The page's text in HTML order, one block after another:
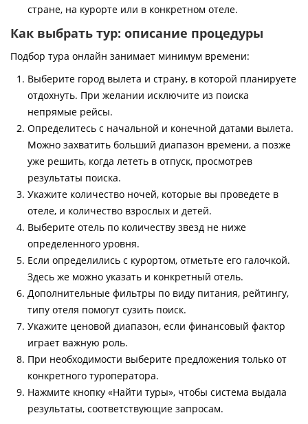
стране, на курорте или в конкретном отеле.
Как выбрать тур: описание процедуры
Подбор тура онлайн занимает минимум времени:
Выберите город вылета и страну, в которой планируете
отдохнуть. При желании исключите из поиска
непрямые рейсы.
Определитесь с начальной и конечной датами вылета.
Можно захватить больший диапазон времени, а позже
уже решить, когда лететь в отпуск, просмотрев
результаты поиска.
Укажите количество ночей, которые вы проведете в
отеле, и количество взрослых и детей.
Выберите отель по количеству звезд не ниже
определенного уровня.
Если определились с курортом, отметьте его галочкой.
Здесь же можно указать и конкретный отель.
Дополнительные фильтры по виду питания, рейтингу,
типу отеля помогут сузить поиск.
Укажите ценовой диапазон, если финансовый фактор
играет важную роль.
При необходимости выберите предложения только от
конкретного туроператора.
Нажмите кнопку «Найти туры», чтобы система выдала
результаты, соответствующие запросам.